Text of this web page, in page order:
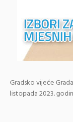
Gradsko vijeće
listopada 2023.